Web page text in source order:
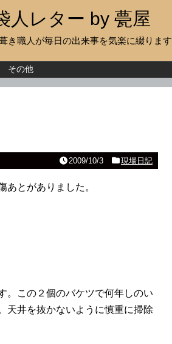
人レター by 甍屋
き職人が毎日の出来事を気楽に綴ります
その他
2009/10/3 現場日記
とがありました。
。この２個のバケツで何年しのい
天井を抜かないように慎重に掃除